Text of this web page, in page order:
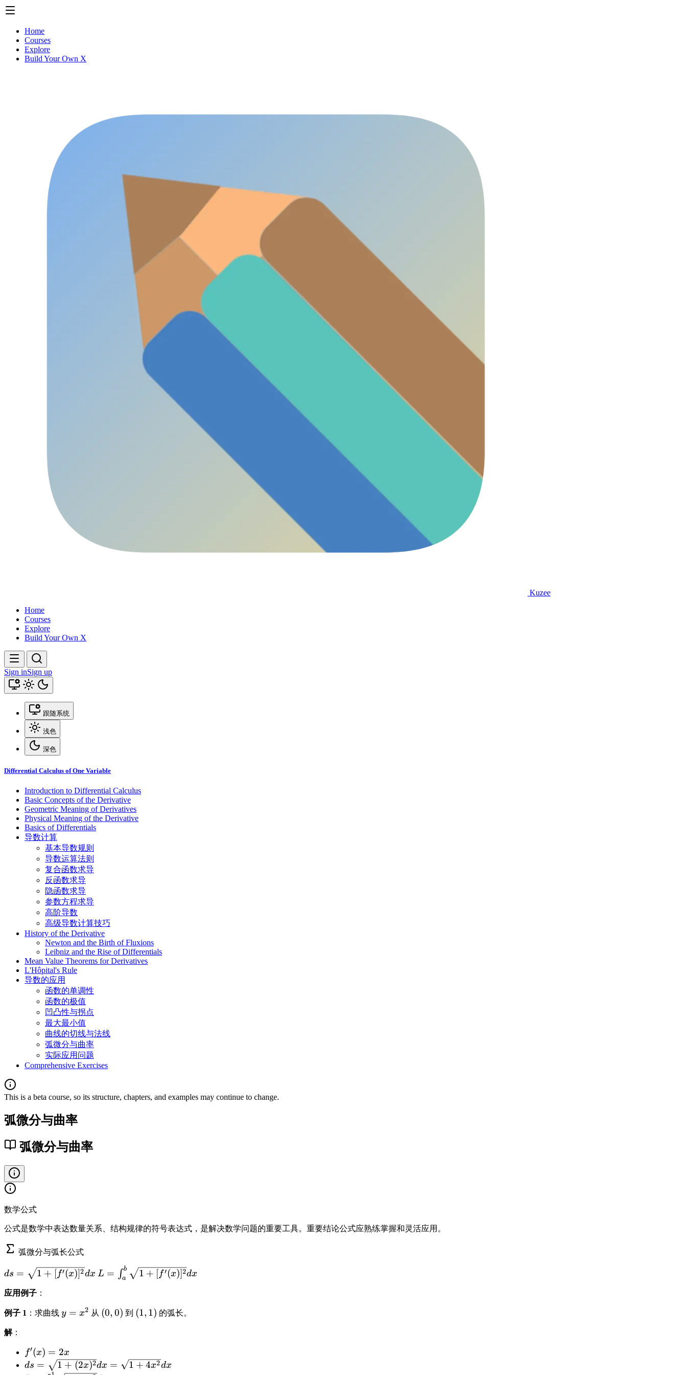
Home
Courses
Explore
Build Your Own X
Kuzee
Home
Courses
Explore
Build Your Own X
Sign inSign up
跟随系统
浅色
深色
Differential Calculus of One Variable
Introduction to Differential Calculus
Basic Concepts of the Derivative
Geometric Meaning of Derivatives
Physical Meaning of the Derivative
Basics of Differentials
导数计算
基本导数规则
导数运算法则
复合函数求导
反函数求导
隐函数求导
参数方程求导
高阶导数
高级导数计算技巧
History of the Derivative
Newton and the Birth of Fluxions
Leibniz and the Rise of Differentials
Mean Value Theorems for Derivatives
L'Hôpital's Rule
导数的应用
函数的单调性
函数的极值
凹凸性与拐点
最大最小值
曲线的切线与法线
弧微分与曲率
实际应用问题
Comprehensive Exercises
This is a beta course, so its structure, chapters, and examples may continue to change.
弧微分与曲率
弧微分与曲率
数学公式
公式是数学中表达数量关系、结构规律的符号表达式，是解决数学问题的重要工具。重要结论公式应熟练掌握和灵活应用。
弧微分与弧长公式
d
=
\
s
q
ds = 1 + [f′(x)]2dx L
n
t
b
L = ∫a
b 1 + [f′(x)]2dx
应用例子 ：
例子 1 ：求曲线 y
^
2
y = x2 从 (
)
(0, 0) 到 (
)
(1, 1) 的弧长。
解：
f'
(
f′(x) = 2x
d
ds = 1 + (2x)2dx = 1 + 4x2dx